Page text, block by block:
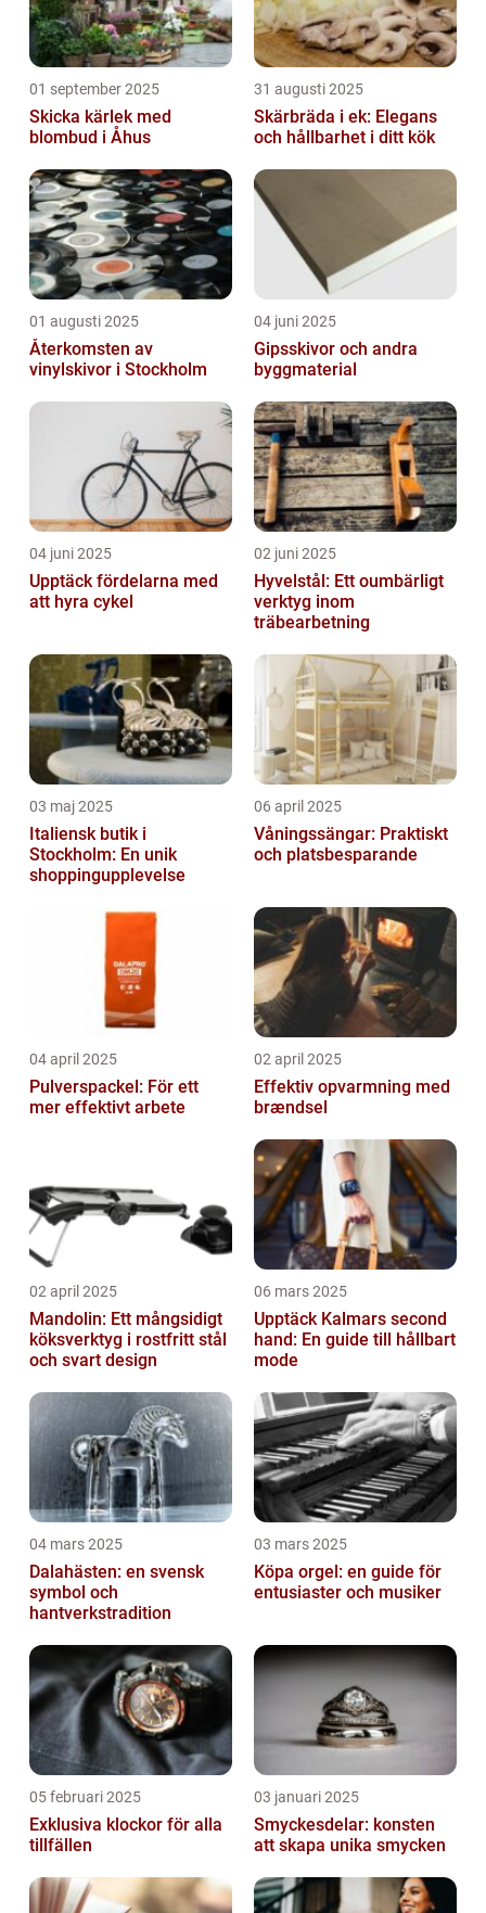
01 september 2025
Skicka kärlek med
blombud i Åhus
31 augusti 2025
Skärbräda i ek: Elegans
och hållbarhet i ditt kök
01 augusti 2025
Återkomsten av
vinylskivor i Stockholm
04 juni 2025
Gipsskivor och andra
byggmaterial
04 juni 2025
Upptäck fördelarna med
att hyra cykel
02 juni 2025
Hyvelstål: Ett oumbärligt
verktyg inom
träbearbetning
03 maj 2025
Italiensk butik i
Stockholm: En unik
shoppingupplevelse
06 april 2025
Våningssängar: Praktiskt
och platsbesparande
04 april 2025
Pulverspackel: För ett
mer effektivt arbete
02 april 2025
Effektiv opvarmning med
brændsel
02 april 2025
Mandolin: Ett mångsidigt
köksverktyg i rostfritt stål
och svart design
06 mars 2025
Upptäck Kalmars second
hand: En guide till hållbart
mode
04 mars 2025
Dalahästen: en svensk
symbol och
hantverkstradition
03 mars 2025
Köpa orgel: en guide för
entusiaster och musiker
05 februari 2025
Exklusiva klockor för alla
tillfällen
03 januari 2025
Smyckesdelar: konsten
att skapa unika smycken